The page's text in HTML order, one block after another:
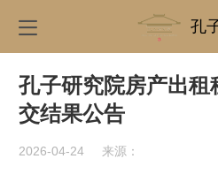
孔
孔子研究院房产出租
交结果公告
2026-04-24 来源：